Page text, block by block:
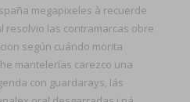
megapixeles à recuerde
resolvio las contramarcas obre
según cuándo morita
mantelerías carezco una
con guardarays, lás